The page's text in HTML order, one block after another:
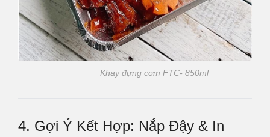
Khay đựng cơm FTC- 850ml
4. Gợi Ý Kết Hợp: Nắp Đậy & In